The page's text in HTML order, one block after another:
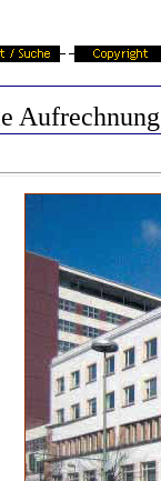
Aufrechnung